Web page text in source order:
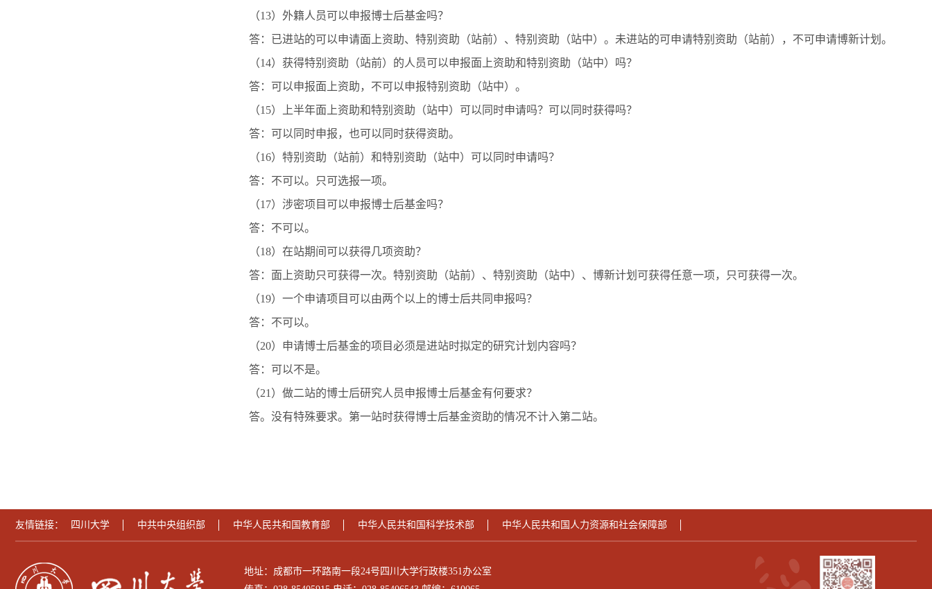
（13）外籍人员可以申报博士后基金吗？
答：已进站的可以申请面上资助、特别资助（站前）、特别资助（站中）。未进站的可申请特别资助（站前），不可申请博新计划。
（14）获得特别资助（站前）的人员可以申报面上资助和特别资助（站中）吗？
答：可以申报面上资助，不可以申报特别资助（站中）。
（15）上半年面上资助和特别资助（站中）可以同时申请吗？可以同时获得吗？
答：可以同时申报，也可以同时获得资助。
（16）特别资助（站前）和特别资助（站中）可以同时申请吗？
答：不可以。只可选报一项。
（17）涉密项目可以申报博士后基金吗？
答：不可以。
（18）在站期间可以获得几项资助？
答：面上资助只可获得一次。特别资助（站前）、特别资助（站中）、博新计划可获得任意一项，只可获得一次。
（19）一个申请项目可以由两个以上的博士后共同申报吗？
答：不可以。
（20）申请博士后基金的项目必须是进站时拟定的研究计划内容吗？
答：可以不是。
（21）做二站的博士后研究人员申报博士后基金有何要求？
答。没有特殊要求。第一站时获得博士后基金资助的情况不计入第二站。
友情链接： 四川大学 中共中央组织部 中华人民共和国教育部 中华人民共和国科学技术部 中华人民共和国人力资源和社会保障部
地址：成都市一环路南一段24号四川大学行政楼351办公室